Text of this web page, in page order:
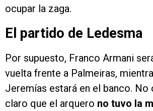
ocupar la zaga.
El partido de Ledesma
Por supuesto, Franco Armani
vuelta frente a Palmeiras,
Jeremías estará en el banco. No
claro que el arquero no tuvo la